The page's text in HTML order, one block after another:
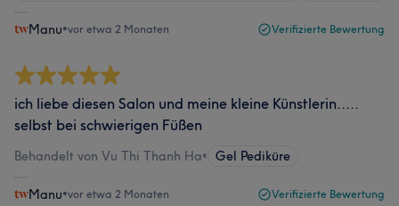
Manu•vor etwa 2 Monaten Verifizierte Bewertung
ich liebe diesen Salon und meine kleine Künstlerin.....
selbst bei schwierigen Füßen
Behandelt von Vu Thi Thanh Ha• Gel Pediküre
Manu•vor etwa 2 Monaten Verifizierte Bewertung